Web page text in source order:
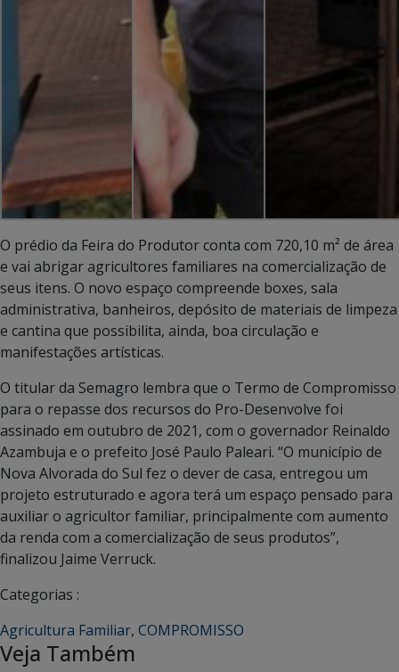
O prédio da Feira do Produtor conta com 720,10 m² de área
e vai abrigar agricultores familiares na comercialização de
seus itens. O novo espaço compreende boxes, sala
administrativa, banheiros, depósito de materiais de limpeza
e cantina que possibilita, ainda, boa circulação e
manifestações artísticas.
O titular da Semagro lembra que o Termo de Compromisso
para o repasse dos recursos do Pro-Desenvolve foi
assinado em outubro de 2021, com o governador Reinaldo
Azambuja e o prefeito José Paulo Paleari. “O município de
Nova Alvorada do Sul fez o dever de casa, entregou um
projeto estruturado e agora terá um espaço pensado para
auxiliar o agricultor familiar, principalmente com aumento
da renda com a comercialização de seus produtos”,
finalizou Jaime Verruck.
Categorias :
Agricultura Familiar, COMPROMISSO
Veja Também